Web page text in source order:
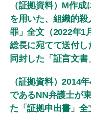
（証拠資料）M作
を用いた、組織的
罪」全文（2022年1
総長に宛てて送付
同封した「証言文書
（証拠資料）2014
であるNN弁護士が
た「証拠申出書」全